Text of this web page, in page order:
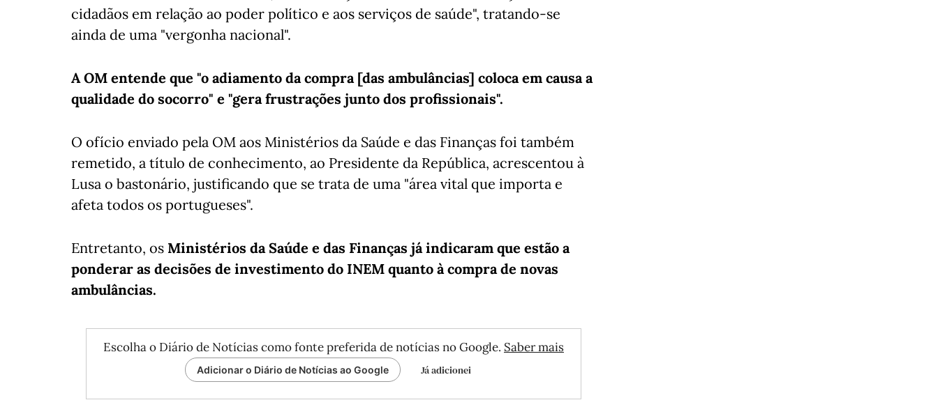
cidadãos em relação ao poder político e aos serviços de saúde", tratando-se
ainda de uma "vergonha nacional".
A OM entende que "o adiamento da compra [das ambulâncias] coloca em causa a
qualidade do socorro" e "gera frustrações junto dos profissionais".
O ofício enviado pela OM aos Ministérios da Saúde e das Finanças foi também
remetido, a título de conhecimento, ao Presidente da República, acrescentou à
Lusa o bastonário, justificando que se trata de uma "área vital que importa e
afeta todos os portugueses".
Entretanto, os Ministérios da Saúde e das Finanças já indicaram que estão a
ponderar as decisões de investimento do INEM quanto à compra de novas
ambulâncias.
Escolha o Diário de Notícias como fonte preferida de notícias no Google. Saber mais
Adicionar o Diário de Notícias ao Google Já adicionei